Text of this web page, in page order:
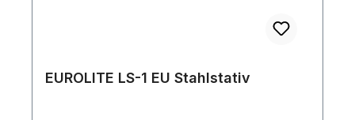
EUROLITE LS-1 EU Stahlstativ